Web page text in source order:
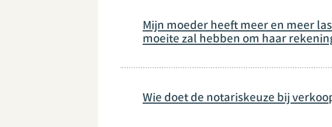
Mijn moeder heeft meer en meer
moeite zal hebben om haar
Wie doet de notariskeuze bij